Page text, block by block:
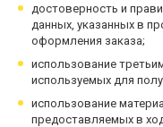
достоверность и
данных, указанных в
оформления заказа;
использование
используемых для
использование
предоставляемых в